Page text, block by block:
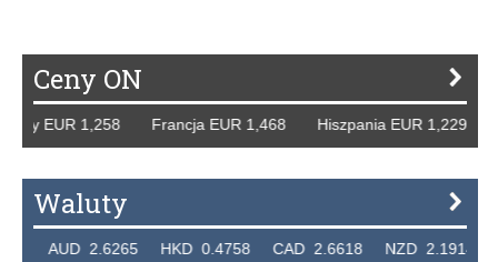
Ceny ON
EUR 1,258 Francja EUR 1,468 Hiszpania EUR 1,229
Waluty
AUD 2.6265 HKD 0.4758 CAD 2.6618 NZD 2.1914